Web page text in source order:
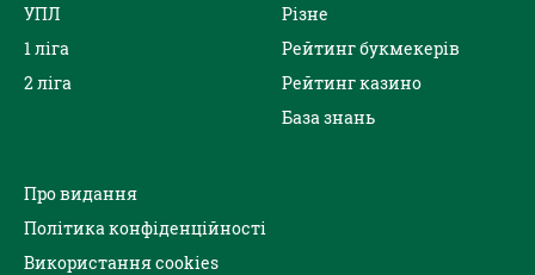
УПЛ
1 ліга
2 ліга
Різне
Рейтинг букмекерів
Рейтинг казино
База знань
Про видання
Політика конфіденційності
Використання cookies